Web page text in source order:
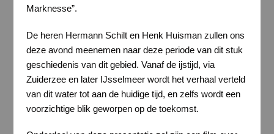
Marknesse”.
De heren Hermann Schilt en Henk Huisman zullen ons
deze avond meenemen naar deze periode van dit stuk
geschiedenis van dit gebied. Vanaf de ijstijd, via
Zuiderzee en later IJsselmeer wordt het verhaal verteld
van dit water tot aan de huidige tijd, en zelfs wordt een
voorzichtige blik geworpen op de toekomst.